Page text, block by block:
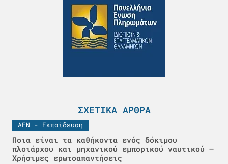
ΣΧΕΤΙΚΆ ΆΡΘΡΑ
ΑΕΝ - Εκπαίδευση
Ποια είναι τα καθήκοντα ενός δόκιμου
πλοιάρχου και μηχανικού εμπορικού ναυτικού –
Χρήσιμες ερωτοαπαντήσεις